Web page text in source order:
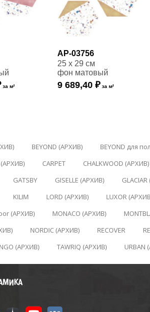
за м²
AP-03756
25 x 29 см
фон матовый
9 689,40 ₽за м²
BEYOND (АРХИВ) BEYOND для
(АРХИВ) CARPET CHALKWOOD (АРХИВ)
GATSBY GISELLE (АРХИВ)
KILIM LORD (АРХИВ) LUXOR
(АРХИВ) MONACO (АРХИВ)
NORDIC (АРХИВ) RECOVER
(АРХИВ) TAWRIQ (АРХИВ) URBAN